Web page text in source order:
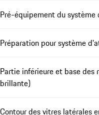
Pré-équipement du
Préparation pour système
Partie inférieure et base
brillante)
Contour des vitres latérales